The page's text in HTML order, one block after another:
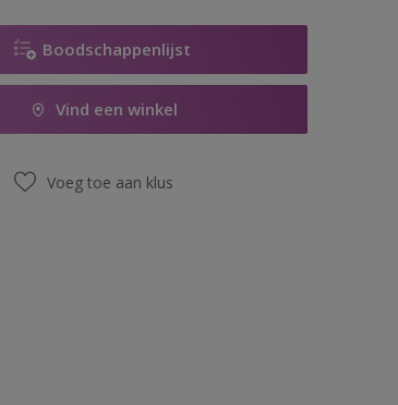
Boodschappenlijst
Vind een winkel
Voeg toe aan klus